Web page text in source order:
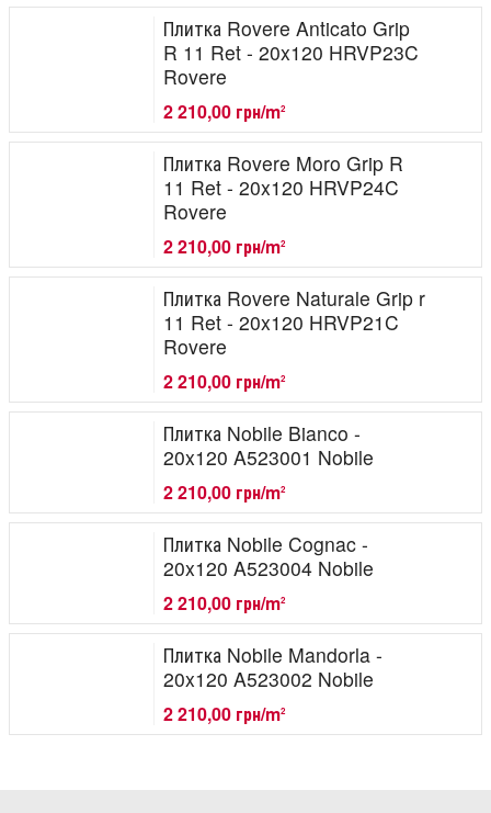
Плитка Rovere Anticato Grip
R 11 Ret - 20x120 HRVP23C
Rovere
2 210,00 грн/m2
Плитка Rovere Moro Grip R
11 Ret - 20x120 HRVP24C
Rovere
2 210,00 грн/m2
Плитка Rovere Naturale Grip r
11 Ret - 20x120 HRVP21C
Rovere
2 210,00 грн/m2
Плитка Nobile Bianco -
20x120 A523001 Nobile
2 210,00 грн/m2
Плитка Nobile Cognac -
20x120 A523004 Nobile
2 210,00 грн/m2
Плитка Nobile Mandorla -
20x120 A523002 Nobile
2 210,00 грн/m2